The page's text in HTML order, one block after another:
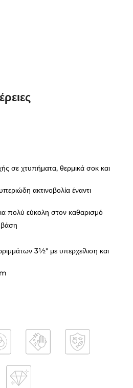
σε χτυπήματα, θερμικά σοκ και
ακτινοβολία έναντι
πολύ εύκολη στον καθαρισμό
3½" με υπερχείλιση και